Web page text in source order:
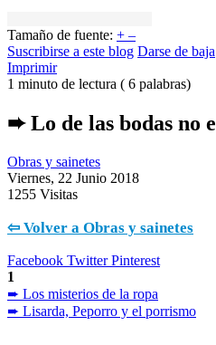
Tamaño de fuente: + –
Suscribirse a este blog Darse de baja
Imprimir
1 minuto de lectura ( 6 palabras)
➨ Lo de las bodas no
Obras y sainetes
Viernes, 22 Junio 2018
1255 Visitas
⇦ Volver a Obras y sainetes
Facebook Twitter Pinterest
1
➨ Los misterios de la ropa
➨ Lisarda, Peporro y el porrismo